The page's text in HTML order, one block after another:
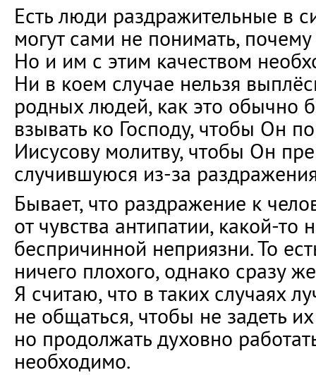
Есть люди раздражительные в
могут сами не понимать, почему
Но и им с этим качеством
Ни в коем случае нельзя
родных людей, как это обычно
взывать ко Господу, чтобы Он
Иисусову молитву, чтобы Он
случившуюся из-за
Бывает, что раздражение к
от чувства антипатии, какой-то
беспричинной неприязни. То
ничего плохого, однако сразу
Я считаю, что в таких случаях
не общаться, чтобы не задеть
но продолжать духовно
необходимо.